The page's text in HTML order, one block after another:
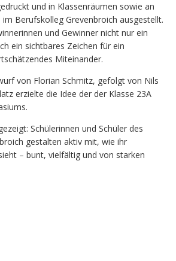
und in Klassenräumen sowie an
im Berufskolleg Grevenbroich ausgestellt.
und Gewinner nicht nur ein
ein sichtbares Zeichen für ein
Miteinander.
von Florian Schmitz, gefolgt von Nils
erzielte die Idee der der Klasse 23A
Schülerinnen und Schüler des
gestalten aktiv mit, wie ihr
– bunt, vielfältig und von starken